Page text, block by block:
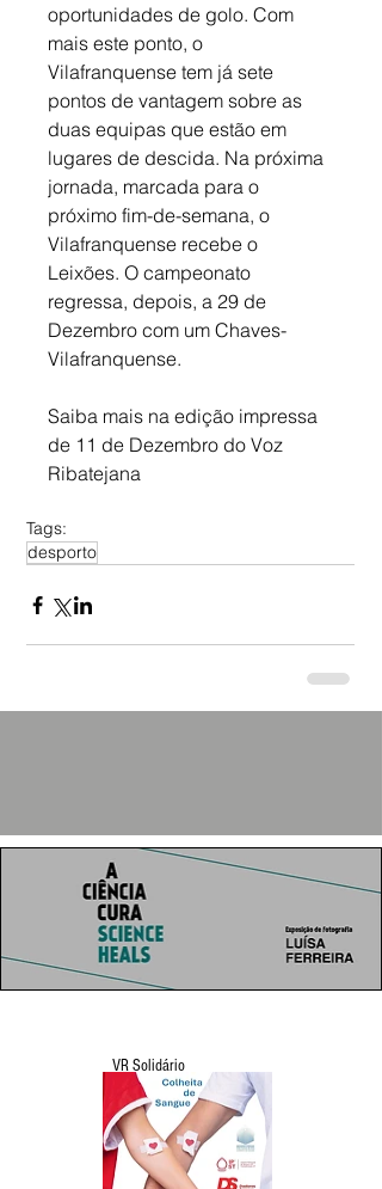
oportunidades de golo. Com
mais este ponto, o
Vilafranquense tem já sete
pontos de vantagem sobre as
duas equipas que estão em
lugares de descida. Na próxima
jornada, marcada para o
próximo fim-de-semana, o
Vilafranquense recebe o
Leixões. O campeonato
regressa, depois, a 29 de
Dezembro com um Chaves-
Vilafranquense.
Saiba mais na edição impressa
de 11 de Dezembro do Voz
Ribatejana
Tags:
desporto
VR Solidário